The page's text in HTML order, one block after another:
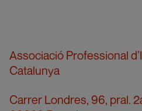
Associació Professional
Catalunya
Carrer Londres, 96, pral.